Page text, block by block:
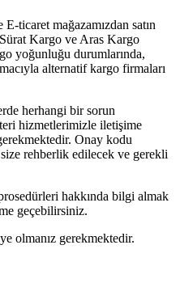
ticaret mağazamızdan satın
Kargo ve Aras Kargo
yoğunluğu durumlarında,
alternatif kargo firmaları
herhangi bir sorun
hizmetlerimizle iletişime
Onay kodu
rehberlik edilecek ve gerekli
hakkında bilgi almak
geçebilirsiniz.
olmanız gerekmektedir.